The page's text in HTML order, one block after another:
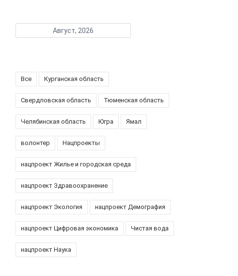
Август, 2026
Все Курганская область
Свердловская область Тюменская область
Челябинская область Югра Ямал
волонтер Нацпроекты
нацпроект Жилье и городская среда
нацпроект Здравоохранение
нацпроект Экология нацпроект Демография
нацпроект Цифровая экономика Чистая вода
нацпроект Наука